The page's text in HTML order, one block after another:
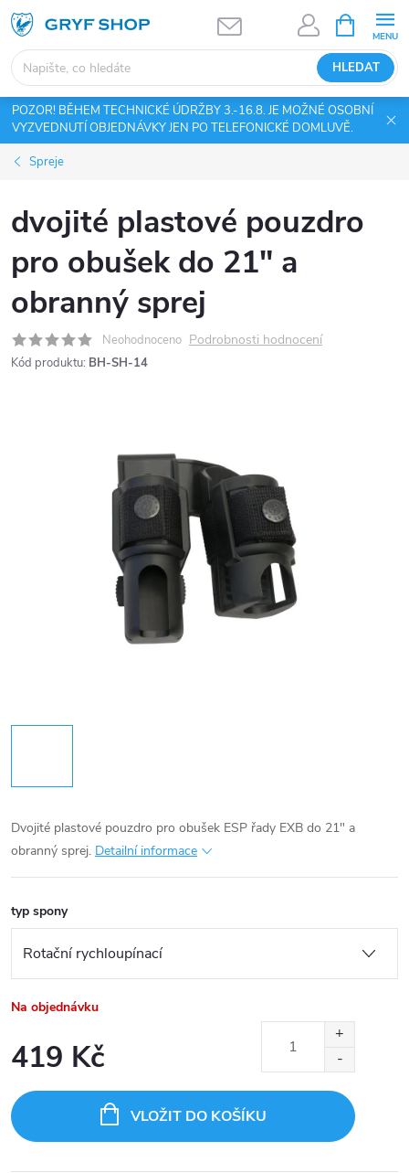
Přejít
na
obsah
HLEDAT
NÁKUPNÍ
KOŠÍK
POZOR! BĚHEM TECHNICKÉ ÚDRŽBY 3.-16.8. JE MOŽNÉ OSOBNÍ
VYZVEDNUTÍ OBJEDNÁVKY JEN PO TELEFONICKÉ DOMLUVĚ.
Spreje
dvojité plastové pouzdro
pro obušek do 21" a
obranný sprej
Neohodnoceno Podrobnosti hodnocení
Kód produktu: BH-SH-14
Dvojité plastové pouzdro pro obušek ESP řady EXB do 21" a
obranný sprej. Detailní informace
typ spony
Na objednávku
419 Kč
cena:
VLOŽIT DO KOŠÍKU